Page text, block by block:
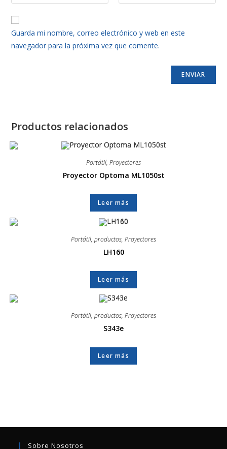
Guarda mi nombre, correo electrónico y web en este
navegador para la próxima vez que comente.
Productos relacionados
Portátil, Proyectores
Proyector Optoma ML1050st
Leer más
Portátil, productos, Proyectores
LH160
Leer más
Portátil, productos, Proyectores
S343e
Leer más
Sobre Nosotros